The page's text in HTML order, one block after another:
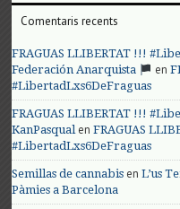
Comentaris recents
FRAGUAS LLIBERTAT !!!
Federación Anarquista
en
#LibertadLxs6DeFraguas
FRAGUAS LLIBERTAT !!!
KanPasqualenFRAGUAS
#LibertadLxs6DeFraguas
Semillas de cannabis enL’us
Pàmies a Barcelona